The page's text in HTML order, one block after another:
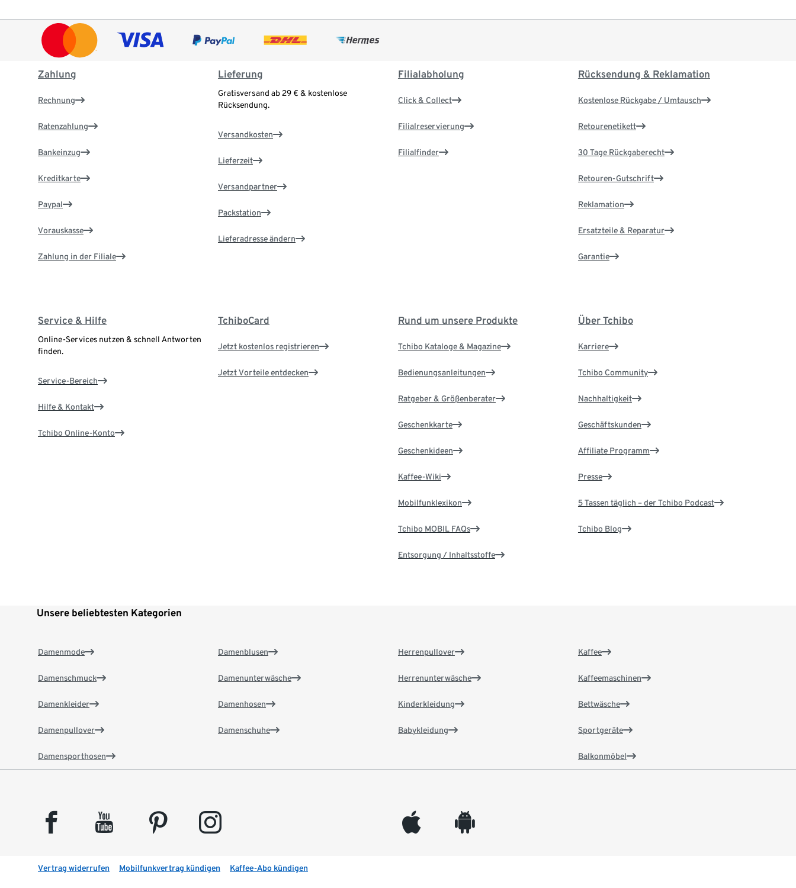
Zahlung
Rechnung
Ratenzahlung
Bankeinzug
Kreditkarte
Paypal
Vorauskasse
Zahlung in der Filiale
Lieferung
Gratisversand ab 29 € & kostenlose
Rücksendung.
Versandkosten
Lieferzeit
Versandpartner
Packstation
Lieferadresse ändern
Filialabholung
Click & Collect
Filialreservierung
Filialfinder
Rücksendung & Reklamation
Kostenlose Rückgabe / Umtausch
Retourenetikett
30 Tage Rückgaberecht
Retouren-Gutschrift
Reklamation
Ersatzteile & Reparatur
Garantie
Service & Hilfe
Online-Services nutzen & schnell Antworten
finden.
Service-Bereich
Hilfe & Kontakt
Tchibo Online-Konto
TchiboCard
Jetzt kostenlos registrieren
Jetzt Vorteile entdecken
Rund um unsere Produkte
Tchibo Kataloge & Magazine
Bedienungsanleitungen
Ratgeber & Größenberater
Geschenkkarte
Geschenkideen
Kaffee-Wiki
Mobilfunklexikon
Tchibo MOBIL FAQs
Entsorgung / Inhaltsstoffe
Über Tchibo
Karriere
Tchibo Community
Nachhaltigkeit
Geschäftskunden
Affiliate Programm
Presse
5 Tassen täglich – der Tchibo Podcast
Tchibo Blog
Unsere beliebtesten Kategorien
Damenmode
Damenschmuck
Damenkleider
Damenpullover
Damensporthosen
Damenblusen
Damenunterwäsche
Damenhosen
Damenschuhe
Herrenpullover
Herrenunterwäsche
Kinderkleidung
Babykleidung
Kaffee
Kaffeemaschinen
Bettwäsche
Sportgeräte
Balkonmöbel
facebook youtube pinterest instagram appleinc android
Vertrag widerrufen Mobilfunkvertrag kündigen Kaffee-Abo kündigen